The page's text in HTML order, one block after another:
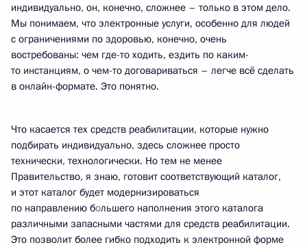
индивидуально, он, конечно, сложнее – только в этом дело.
Мы понимаем, что электронные услуги, особенно для людей
с ограничениями по здоровью, конечно, очень
востребованы: чем где-то ходить, ездить по каким-
то инстанциям, о чем-то договариваться – легче всё сделать
в онлайн-формате. Это понятно.
Что касается тех средств реабилитации, которые нужно
подбирать индивидуально, здесь сложнее просто
технически, технологически. Но тем не менее
Правительство, я знаю, готовит соответствующий каталог,
и этот каталог будет модернизироваться
по направлению большего наполнения этого каталога
различными запасными частями для средств реабилитации.
Это позволит более гибко подходить к электронной форме